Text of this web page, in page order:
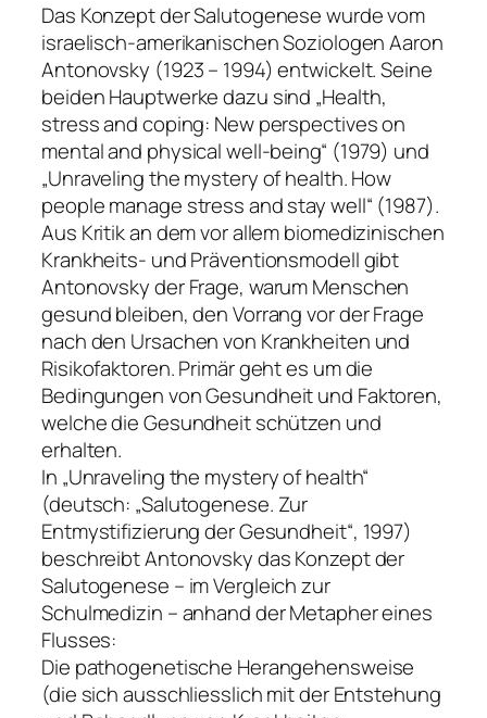
Das Konzept der Salutogenese wurde vom
israelisch-amerikanischen Soziologen Aaron
Antonovsky (1923 – 1994) entwickelt. Seine
beiden Hauptwerke dazu sind „Health,
stress and coping: New perspectives on
mental and physical well-being“ (1979) und
„Unraveling the mystery of health. How
people manage stress and stay well“ (1987).
Aus Kritik an dem vor allem biomedizinischen
Krankheits- und Präventionsmodell gibt
Antonovsky der Frage, warum Menschen
gesund bleiben, den Vorrang vor der Frage
nach den Ursachen von Krankheiten und
Risikofaktoren. Primär geht es um die
Bedingungen von Gesundheit und Faktoren,
welche die Gesundheit schützen und
erhalten.
In „Unraveling the mystery of health“
(deutsch: „Salutogenese. Zur
Entmystifizierung der Gesundheit“, 1997)
beschreibt Antonovsky das Konzept der
Salutogenese – im Vergleich zur
Schulmedizin – anhand der Metapher eines
Flusses:
Die pathogenetische Herangehensweise
(die sich ausschliesslich mit der Entstehung